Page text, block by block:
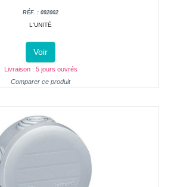
RÉF. : 092002
L'UNITÉ
Voir
Livraison : 5 jours ouvrés
Comparer ce produit